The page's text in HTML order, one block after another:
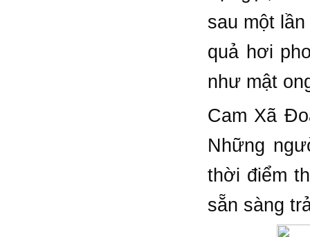
sau một
quả hơi
như mật
Cam Xã
Những
thời điểm
sẵn sàng